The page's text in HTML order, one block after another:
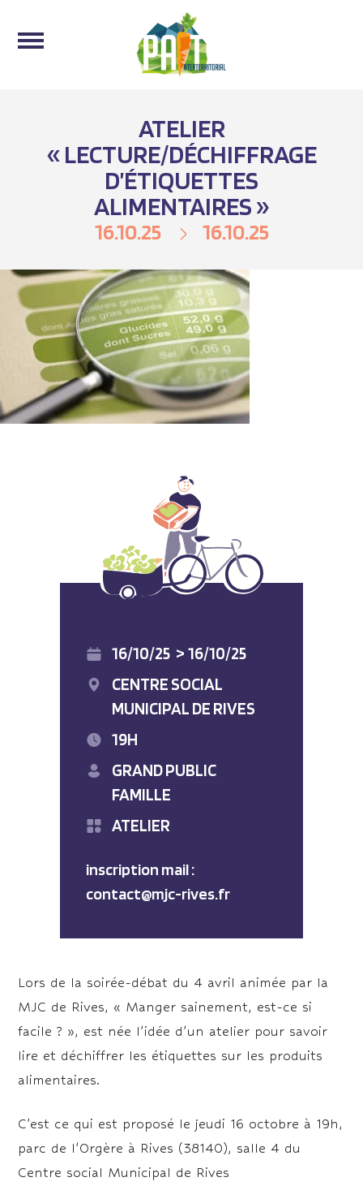
ATELIER
« LECTURE/DÉCHIFFRAGE
D’ÉTIQUETTES
ALIMENTAIRES »
16.10.25 16.10.25
Lors de la soirée-débat du 4 avril animée par la
MJC de Rives, « Manger sainement, est-ce si
facile ? », est née l’idée d’un atelier pour savoir
lire et déchiffrer les étiquettes sur les produits
alimentaires.
C’est ce qui est proposé le jeudi 16 octobre à 19h,
parc de l’Orgère à Rives (38140), salle 4 du
Centre social Municipal de Rives
16/10/25 > 16/10/25
CENTRE SOCIAL
MUNICIPAL DE RIVES
19H
GRAND PUBLIC
FAMILLE
ATELIER
inscription mail :
contact@mjc-rives.fr